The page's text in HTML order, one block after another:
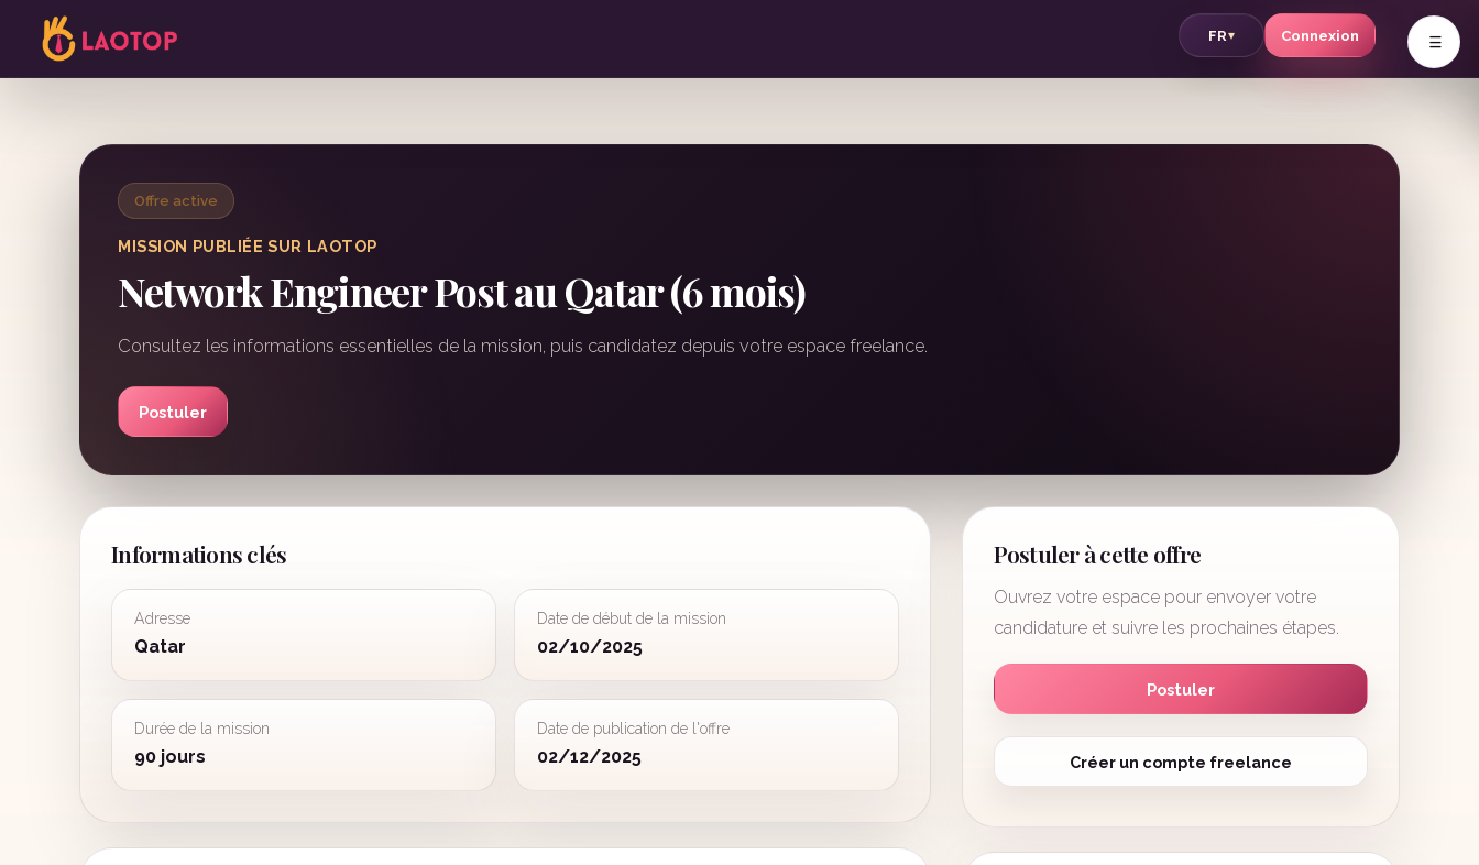
FR▾ Connexion v
Offre active
MISSION PUBLIÉE SUR LAOTOP
Network Engineer Post au Qatar (6 mois)
Consultez les informations essentielles de la mission, puis candidatez depuis votre espace freelance.
Postuler
Informations clés
Adresse
Qatar
Date de début de la mission
02/10/2025
Durée de la mission
90 jours
Date de publication de l'offre
02/12/2025
Postuler à cette offre
Ouvrez votre espace pour envoyer votre
candidature et suivre les prochaines étapes.
Postuler
Créer un compte freelance